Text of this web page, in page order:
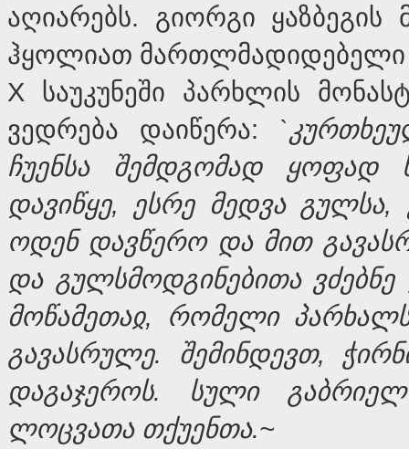
აღიარებს. გიორგი
ჰყოლიათ მართლმადიდებელი
X საუკუნეში პარხლის
ვედრება დაიწერა: `
ჩუენსა
შემდგომად ყოფად
დავიწყე, ესრე მედვა გულსა,
ოდენ დავწერო და მით
და გულსმოდგინებითა ვძებნე
მოწამეთაჲ, რომელი
გავასრულე. შემინდევთ,
დაგაჯეროს. სული
გაბრიელ
ლოცვათა თქუენთა.~